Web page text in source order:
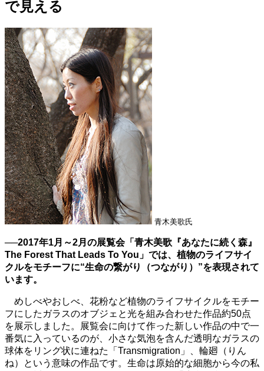
で見える
青木美歌氏
──2017年1月～2月の展覧会「青木美歌『あなたに続く森』
The Forest That Leads To You」では、植物のライフサイ
クルをモチーフに“生命の繋がり（つながり）”を表現されて
います。
めしべやおしべ、花粉など植物のライフサイクルをモチー
フにしたガラスのオブジェと光を組み合わせた作品約50点
を展示しました。展覧会に向けて作った新しい作品の中で一
番気に入っているのが、小さな気泡を含んだ透明なガラスの
球体をリング状に連ねた「Transmigration」、輪廻（りん
ね）という意味の作品です。生命は原始的な細胞から今の私